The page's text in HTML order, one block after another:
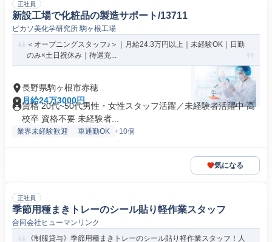
正社員
新設工場で化粧品の製造サポート/13711
ピカソ美化学研究所 駒ヶ根工場
＜オープニングスタッフ♪＞｜月給24.3万円以上｜未経験OK｜日勤
のみ×土日祝休み｜待遇充...
長野県駒ヶ根市赤穂
月給24万3000円
資格 20代~50代男性・女性スタッフ活躍／未経験者活躍中 高
校卒 資格不要 未経験者...
業界未経験歓迎 車通勤OK +10個
気になる
正社員
季節用種まきトレーのシール貼り軽作業スタッフ
合同会社ヒューマンリンク
《制服貸与》季節用種まきトレーのシール貼り軽作業スタッフ！人